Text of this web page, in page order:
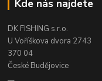
Kde nás najdete
DK FISHING s.r.o.
U Voříškova dvora 2743
370 04
České Budějovice